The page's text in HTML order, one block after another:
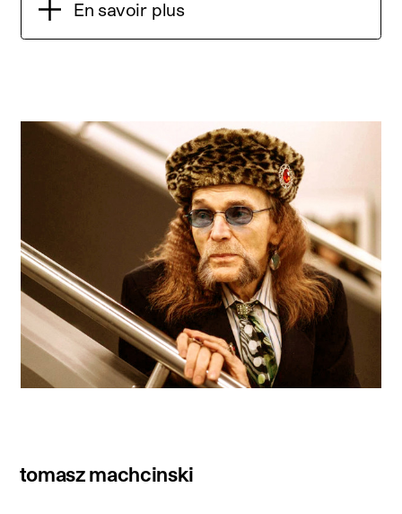
En savoir plus
tomasz machcinski